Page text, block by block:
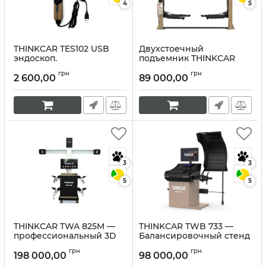
4
THINKCAR TES102 USB
эндоскоп.
2 600,00 грн
5
Двухстоечный
подъемник THINKCAR
Артикул:10349
89 000,00 грн
3
5
THINKCAR TWA 825M —
профессиональный 3D
Артикул:10348
198 000,00 грн
3
5
THINKCAR TWB 733 —
Балансировочный стенд
Артикул:10347
98 000,00 грн